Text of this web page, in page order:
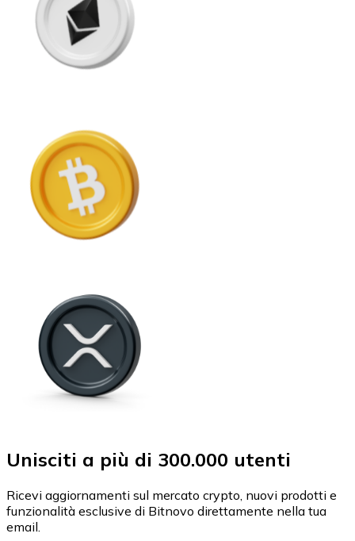
Unisciti a più di 300.000 utenti
Ricevi aggiornamenti sul mercato crypto, nuovi prodotti e
funzionalità esclusive di Bitnovo direttamente nella tua
email.